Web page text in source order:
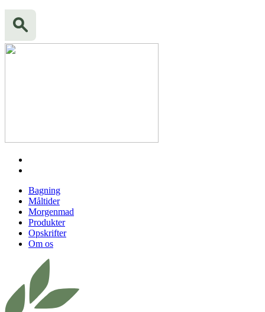
Bagning
Måltider
Morgenmad
Produkter
Opskrifter
Om os